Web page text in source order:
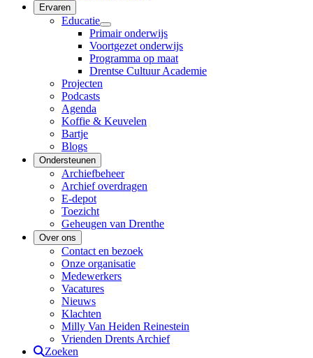
Ervaren
Educatie
Primair onderwijs
Voortgezet onderwijs
Programma op maat
Drentse Cultuur Academie
Projecten
Podcasts
Agenda
Koffie & Keuvelen
Bartje
Blogs
Ondersteunen
Archiefbeheer
Archief overdragen
E-depot
Toezicht
Geheugen van Drenthe
Over ons
Contact en bezoek
Onze organisatie
Medewerkers
Vacatures
Nieuws
Klachten
Milly Van Heiden Reinestein
Vrienden Drents Archief
Zoeken